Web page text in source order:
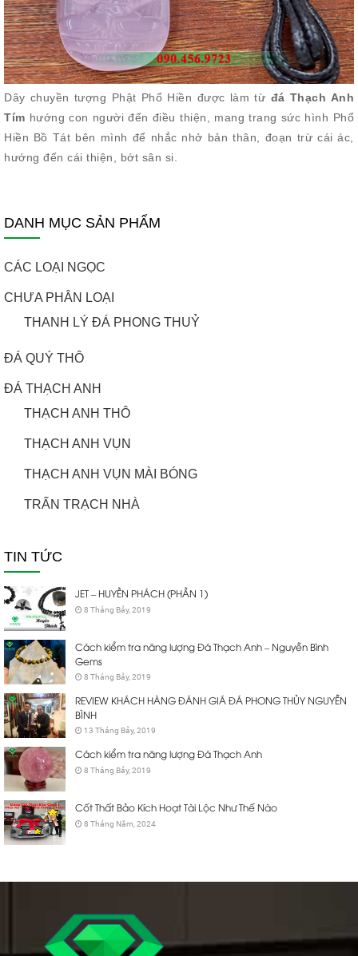
Dây chuyền tượng Phật Phổ Hiền được làm từ đá Thạch Anh
Tím hướng con người đến điều thiện, mang trang sức hình Phổ
Hiền Bồ Tát bên mình để nhắc nhở bản thân, đoạn trừ cái ác,
hướng đến cái thiện, bớt sân si.
DANH MỤC SẢN PHẨM
CÁC LOẠI NGỌC
CHƯA PHÂN LOẠI
THANH LÝ ĐÁ PHONG THUỶ
ĐÁ QUÝ THÔ
ĐÁ THẠCH ANH
THẠCH ANH THÔ
THẠCH ANH VỤN
THẠCH ANH VỤN MÀI BÓNG
TRẤN TRẠCH NHÀ
TIN TỨC
JET – HUYỀN PHÁCH (PHẦN 1)
8 Tháng Bảy, 2019
Cách kiểm tra năng lượng Đá Thạch Anh – Nguyễn Bình
Gems
8 Tháng Bảy, 2019
REVIEW KHÁCH HÀNG ĐÁNH GIÁ ĐÁ PHONG THỦY NGUYỄN
BÌNH
13 Tháng Bảy, 2019
Cách kiểm tra năng lượng Đá Thạch Anh
8 Tháng Bảy, 2019
Cốt Thất Bảo Kích Hoạt Tài Lộc Như Thế Nào
8 Tháng Năm, 2024